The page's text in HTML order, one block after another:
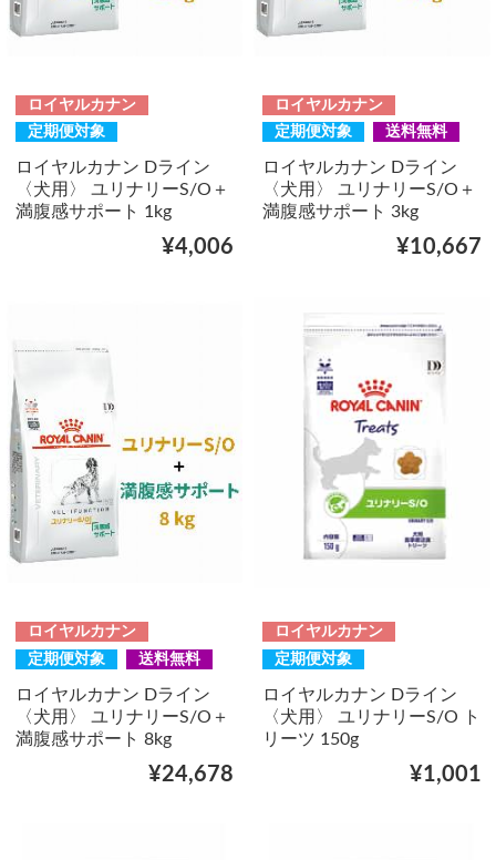
ロイヤルカナン
定期便対象
ロイヤルカナン Dライン
〈犬用〉 ユリナリーS/O＋
満腹感サポート 1kg
¥4,006
ロイヤルカナン
定期便対象
送料無料
ロイヤルカナン Dライン
〈犬用〉 ユリナリーS/O＋
満腹感サポート 3kg
¥10,667
ロイヤルカナン
定期便対象
送料無料
ロイヤルカナン Dライン
〈犬用〉 ユリナリーS/O＋
満腹感サポート 8kg
¥24,678
ロイヤルカナン
定期便対象
ロイヤルカナン Dライン
〈犬用〉 ユリナリーS/O ト
リーツ 150g
¥1,001